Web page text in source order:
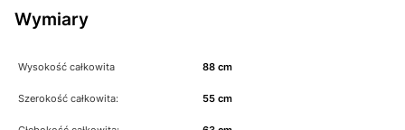
Wymiary
Wysokość całkowita 88 cm
Szerokość całkowita: 55 cm